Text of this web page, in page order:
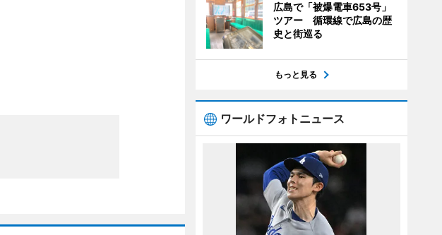
広島で「被爆電車653号」
ツアー 循環線で広島の歴
史と街巡る
もっと見る
ワールドフォトニュース